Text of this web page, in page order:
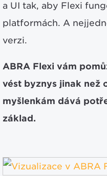
a UI tak, aby Flexi
platformách. A
verzi.
ABRA Flexi vám
vést byznys jinak než
myšlenkám dává
základ.